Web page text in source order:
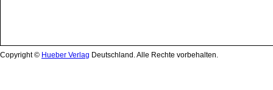
Copyright © Hueber Verlag Deutschland. Alle Rechte vorbehalten.